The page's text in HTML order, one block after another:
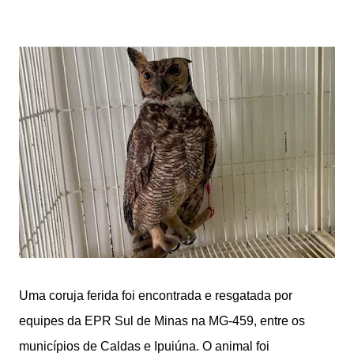
Uma coruja ferida foi encontrada e resgatada por
equipes da EPR Sul de Minas na MG-459, entre os
municípios de Caldas e Ipuiúna. O animal foi